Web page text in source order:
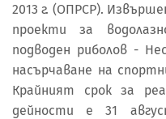
2013 г. (ОПРСР).
проекти за
подводен риболов -
насърчаване на
Крайният срок за
дейности е 31